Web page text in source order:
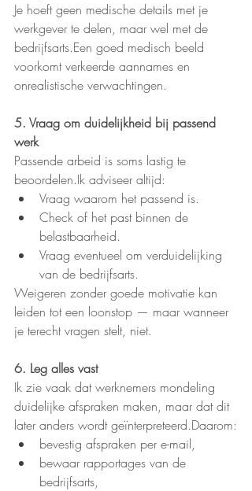
Je hoeft geen medische details met je
werkgever te delen, maar wel met de
bedrijfsarts.Een goed medisch beeld
voorkomt verkeerde aannames en
onrealistische verwachtingen.
5. Vraag om duidelijkheid bij passend
werk
Passende arbeid is soms lastig te
beoordelen.Ik adviseer altijd:
Vraag waarom het passend is.
Check of het past binnen de
belastbaarheid.
Vraag eventueel om verduidelijking
van de bedrijfsarts.
Weigeren zonder goede motivatie kan
leiden tot een loonstop — maar wanneer
je terecht vragen stelt, niet.
6. Leg alles vast
Ik zie vaak dat werknemers mondeling
duidelijke afspraken maken, maar dat dit
later anders wordt geïnterpreteerd.Daarom:
bevestig afspraken per e-mail,
bewaar rapportages van de
bedrijfsarts,